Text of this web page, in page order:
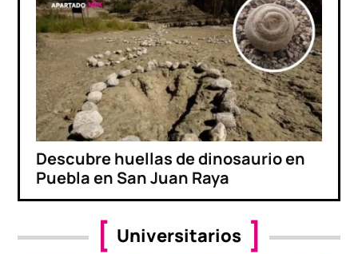
Descubre huellas de dinosaurio en
Puebla en San Juan Raya
Universitarios